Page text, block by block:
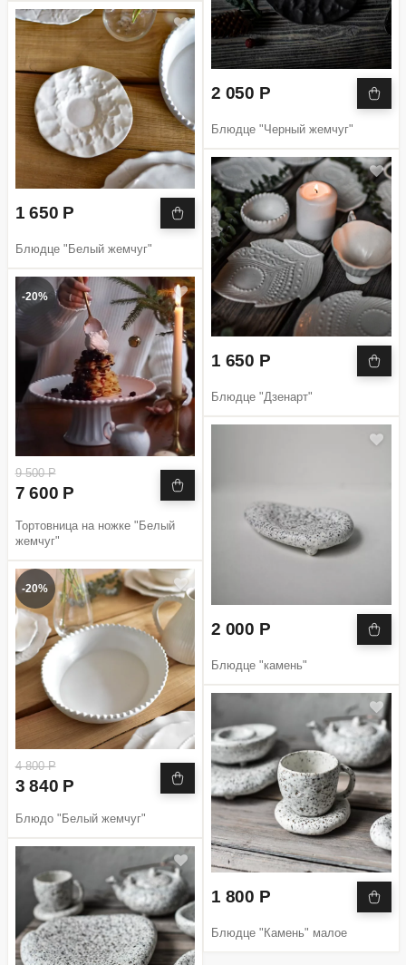
1 650 Р
Блюдце "Белый жемчуг"
-20%
9 500 Р
7 600 Р
Тортовница на ножке "Белый
жемчуг"
-20%
4 800 Р
3 840 Р
Блюдо "Белый жемчуг"
2 050 Р
Блюдце "Черный жемчуг"
1 650 Р
Блюдце "Дзенарт"
2 000 Р
Блюдце "камень"
1 800 Р
Блюдце "Камень" малое